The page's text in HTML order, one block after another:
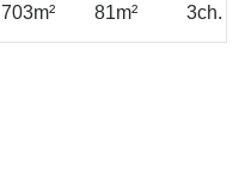
703m² 81m² 3ch.